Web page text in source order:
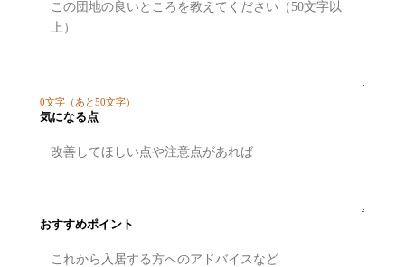
0文字 （あと50文字）
気になる点
おすすめポイント